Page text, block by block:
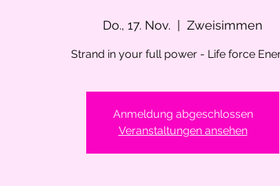
Do., 17. Nov. Zweisimmen
Strand in your full power - Life force
Anmeldung abgeschlossen
Veranstaltungen ansehen